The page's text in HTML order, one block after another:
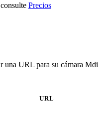
Precios
una URL para su cámara Mdi
URL